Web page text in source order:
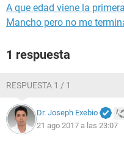
A que edad viene la
Mancho pero no me
1 respuesta
RESPUESTA 1 / 1
Dr. Joseph Exebio
21 ago 2017 a las 23:07